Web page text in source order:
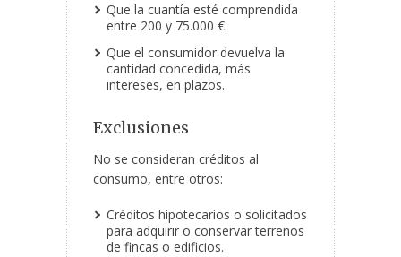
Que la cuantía esté comprendida
entre 200 y 75.000 €.
Que el consumidor devuelva la
cantidad concedida, más
intereses, en plazos.
Exclusiones
No se consideran créditos al
consumo, entre otros:
Créditos hipotecarios o solicitados
para adquirir o conservar terrenos
de fincas o edificios.